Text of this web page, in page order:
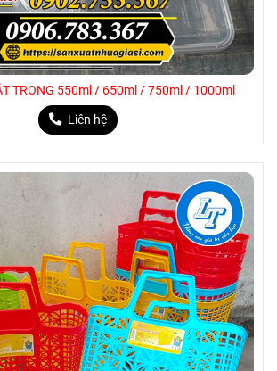
TRONG 550ml / 650ml / 750ml / 1000ml
Liên hệ